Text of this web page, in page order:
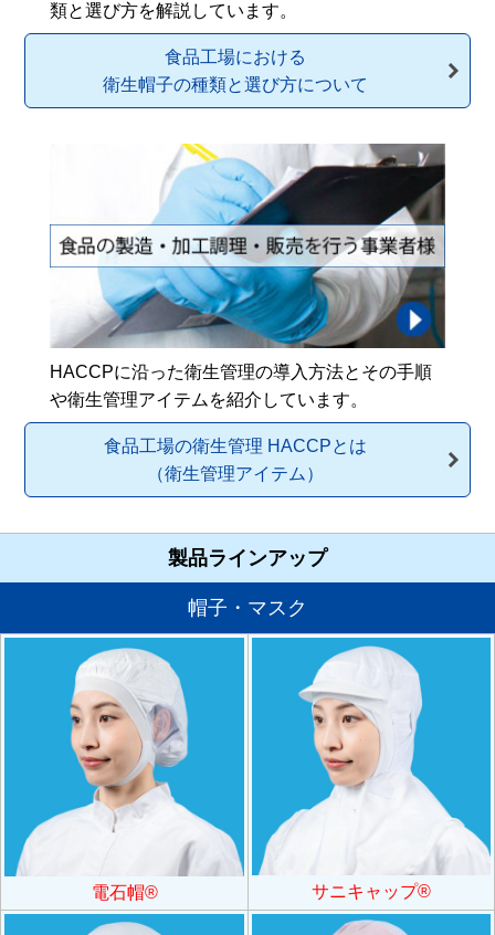
類と選び方を解説しています。
食品工場における
衛生帽子の種類と選び方について
HACCPに沿った衛生管理の導入方法とその手順
や衛生管理アイテムを紹介しています。
食品工場の衛生管理 HACCPとは
（衛生管理アイテム）
製品ラインアップ
帽子・マスク
電石帽® サニキャップ®